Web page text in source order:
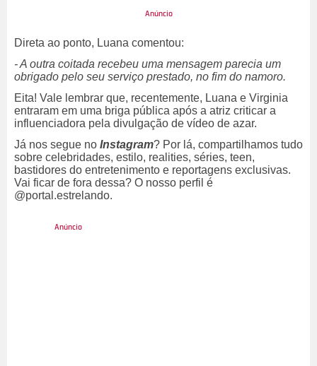
Direta ao ponto, Luana comentou:
- A outra coitada recebeu uma mensagem parecia um
obrigado pelo seu serviço prestado, no fim do namoro.
Eita! Vale lembrar que, recentemente, Luana e Virginia
entraram em uma briga pública após a atriz criticar a
influenciadora pela divulgação de vídeo de azar.
Já nos segue no Instagram? Por lá, compartilhamos tudo
sobre celebridades, estilo, realities, séries, teen,
bastidores do entretenimento e reportagens exclusivas.
Vai ficar de fora dessa? O nosso perfil é
@portal.estrelando.